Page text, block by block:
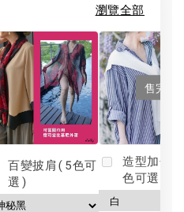
瀏覽全部
百變披肩(5色可
選)
售完
造型加分
色可選)